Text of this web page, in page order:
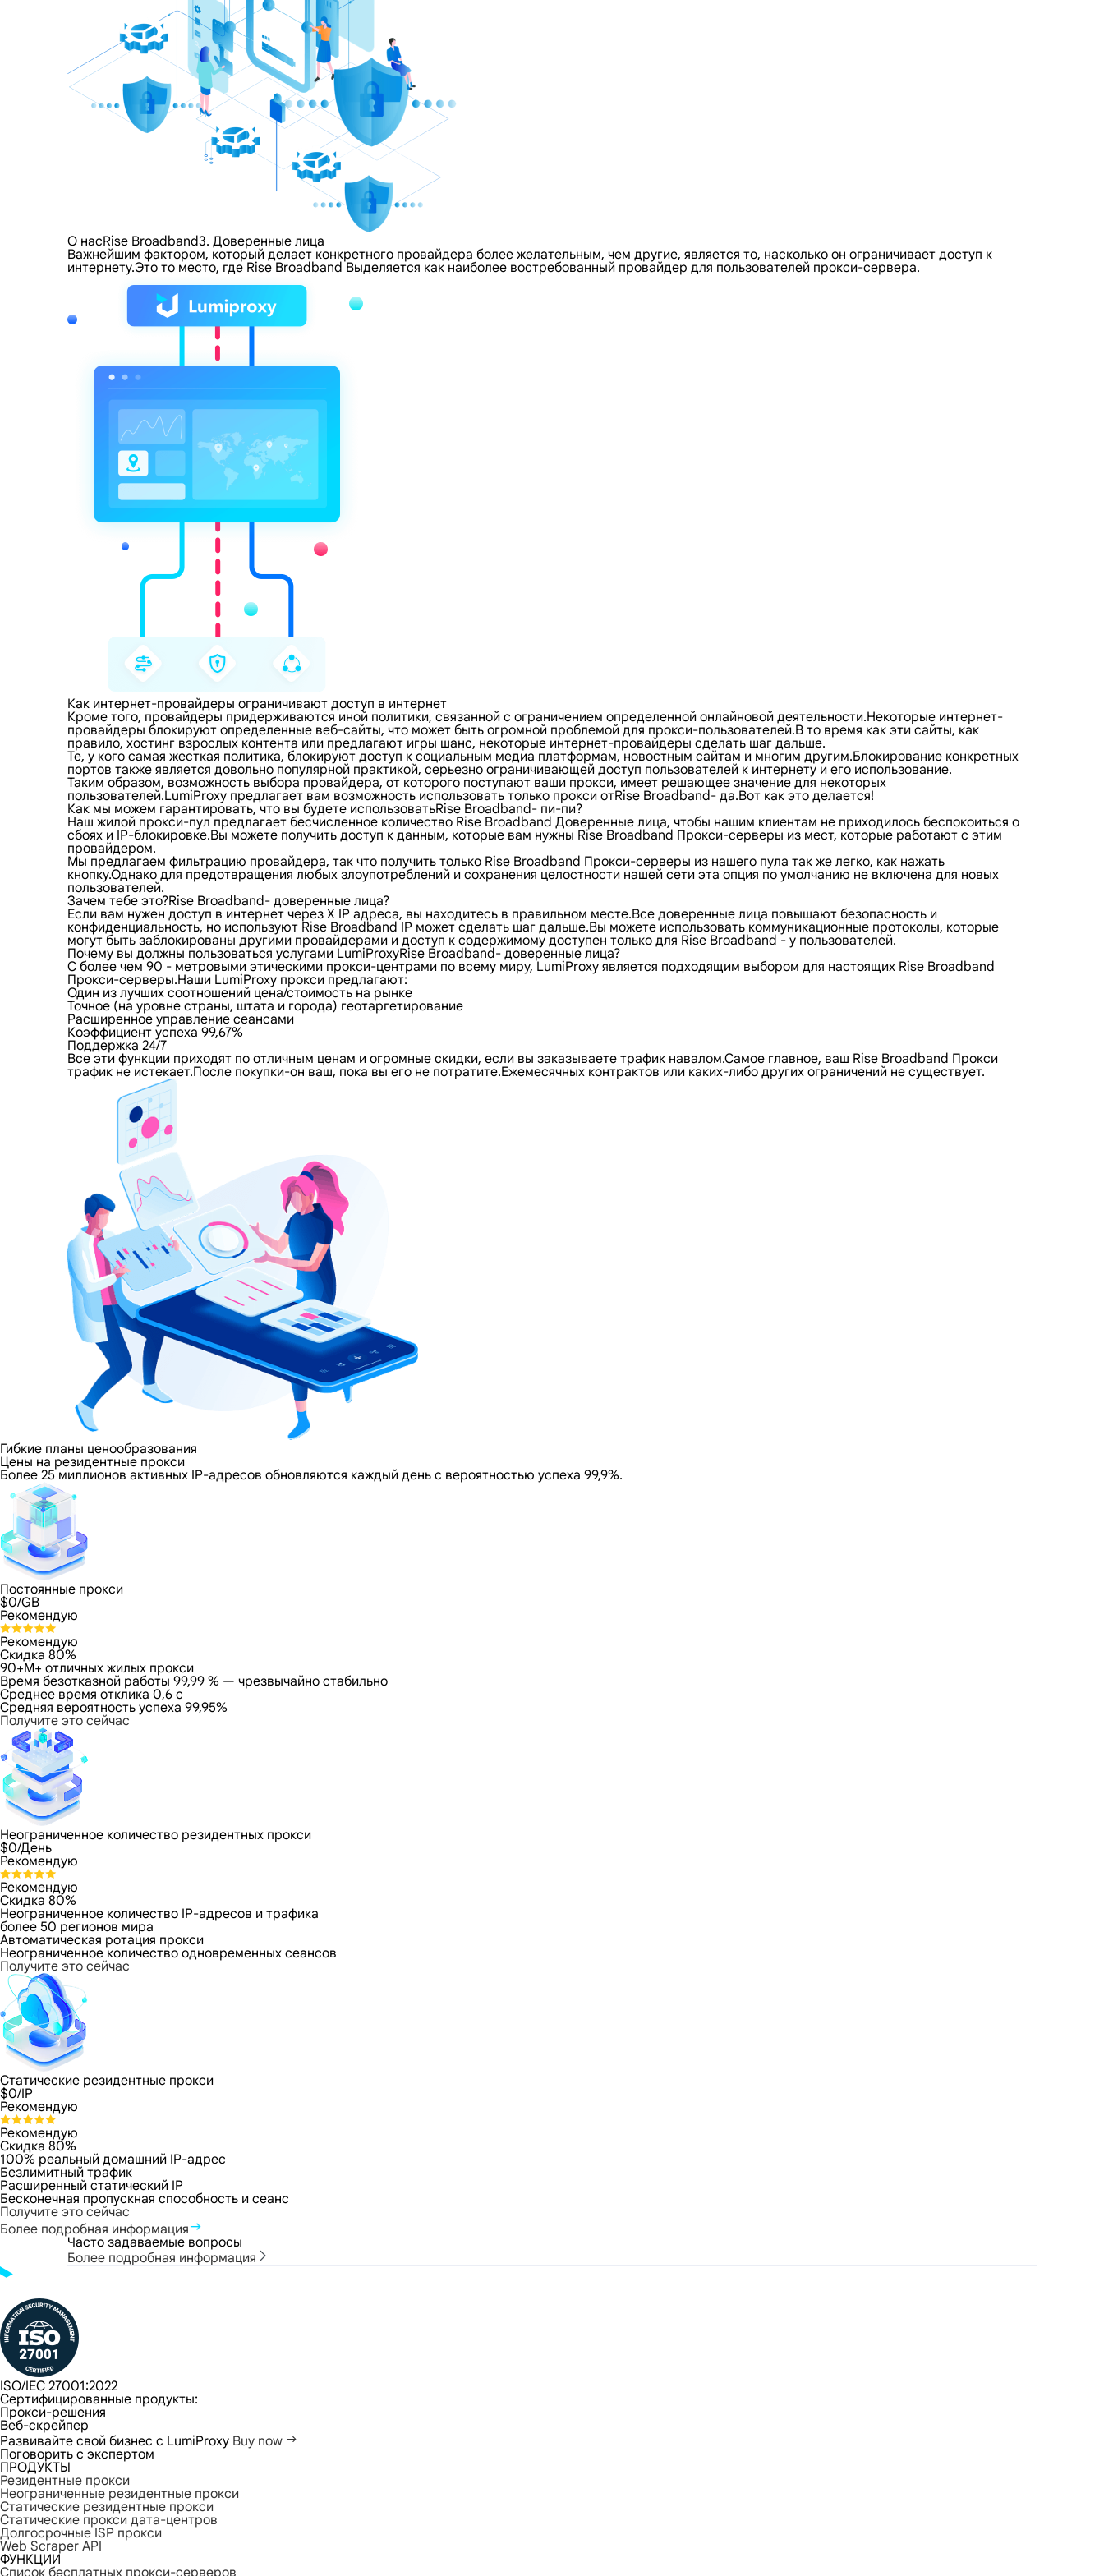
О насRise Broadband3. Доверенные лица
Важнейшим фактором, который делает конкретного провайдера более желательным, чем другие, является то, насколько он ограничивает доступ к
интернету.Это то место, где Rise Broadband Выделяется как наиболее востребованный провайдер для пользователей прокси-сервера.
Как интернет-провайдеры ограничивают доступ в интернет
Кроме того, провайдеры придерживаются иной политики, связанной с ограничением определенной онлайновой деятельности.Некоторые интернет-
провайдеры блокируют определенные веб-сайты, что может быть огромной проблемой для прокси-пользователей.В то время как эти сайты, как
правило, хостинг взрослых контента или предлагают игры шанс, некоторые интернет-провайдеры сделать шаг дальше.
Те, у кого самая жесткая политика, блокируют доступ к социальным медиа платформам, новостным сайтам и многим другим.Блокирование конкретных
портов также является довольно популярной практикой, серьезно ограничивающей доступ пользователей к интернету и его использование.
Таким образом, возможность выбора провайдера, от которого поступают ваши прокси, имеет решающее значение для некоторых
пользователей.LumiProxy предлагает вам возможность использовать только прокси отRise Broadband- да.Вот как это делается!
Как мы можем гарантировать, что вы будете использоватьRise Broadband- пи-пи?
Наш жилой прокси-пул предлагает бесчисленное количество Rise Broadband Доверенные лица, чтобы нашим клиентам не приходилось беспокоиться о
сбоях и IP-блокировке.Вы можете получить доступ к данным, которые вам нужны Rise Broadband Прокси-серверы из мест, которые работают с этим
провайдером.
Мы предлагаем фильтрацию провайдера, так что получить только Rise Broadband Прокси-серверы из нашего пула так же легко, как нажать
кнопку.Однако для предотвращения любых злоупотреблений и сохранения целостности нашей сети эта опция по умолчанию не включена для новых
пользователей.
Зачем тебе это?Rise Broadband- доверенные лица?
Если вам нужен доступ в интернет через X IP адреса, вы находитесь в правильном месте.Все доверенные лица повышают безопасность и
конфиденциальность, но используют Rise Broadband IP может сделать шаг дальше.Вы можете использовать коммуникационные протоколы, которые
могут быть заблокированы другими провайдерами и доступ к содержимому доступен только для Rise Broadband - у пользователей.
Почему вы должны пользоваться услугами LumiProxyRise Broadband- доверенные лица?
С более чем 90 - метровыми этическими прокси-центрами по всему миру, LumiProxy является подходящим выбором для настоящих Rise Broadband
Прокси-серверы.Наши LumiProxy прокси предлагают:
Один из лучших соотношений цена/стоимость на рынке
Точное (на уровне страны, штата и города) геотаргетирование
Расширенное управление сеансами
Коэффициент успеха 99,67%
Поддержка 24/7
Все эти функции приходят по отличным ценам и огромные скидки, если вы заказываете трафик навалом.Самое главное, ваш Rise Broadband Прокси
трафик не истекает.После покупки-он ваш, пока вы его не потратите.Ежемесячных контрактов или каких-либо других ограничений не существует.
Гибкие планы ценообразования
Цены на резидентные прокси
Более 25 миллионов активных IP-адресов обновляются каждый день с вероятностью успеха 99,9%.
Постоянные прокси
$0/GB
Рекомендую
Рекомендую
Скидка 80%
90+M+ отличных жилых прокси
Время безотказной работы 99,99 % — чрезвычайно стабильно
Среднее время отклика 0,6 с
Средняя вероятность успеха 99,95%
Получите это сейчас
Неограниченное количество резидентных прокси
$0/День
Рекомендую
Рекомендую
Скидка 80%
Неограниченное количество IP-адресов и трафика
более 50 регионов мира
Автоматическая ротация прокси
Неограниченное количество одновременных сеансов
Получите это сейчас
Статические резидентные прокси
$0/IP
Рекомендую
Рекомендую
Скидка 80%
100% реальный домашний IP-адрес
Безлимитный трафик
Расширенный статический IP
Бесконечная пропускная способность и сеанс
Получите это сейчас
Более подробная информация
Часто задаваемые вопросы
Более подробная информация
ISO/IEC 27001:2022
Сертифицированные продукты:
Прокси-решения
Веб-скрейпер
Развивайте свой бизнес с LumiProxy Buy now
Поговорить с экспертом
ПРОДУКТЫ
Резидентные прокси
Неограниченные резидентные прокси
Статические резидентные прокси
Статические прокси дата-центров
Долгосрочные ISP прокси
Web Scraper API
ФУНКЦИИ
Список бесплатных прокси-серверов